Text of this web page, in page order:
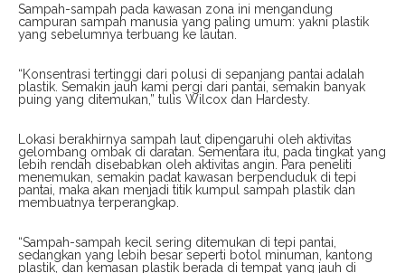
Sampah-sampah pada kawasan zona ini mengandung
campuran sampah manusia yang paling umum: yakni plastik
yang sebelumnya terbuang ke lautan.
“Konsentrasi tertinggi dari polusi di sepanjang pantai adalah
plastik. Semakin jauh kami pergi dari pantai, semakin banyak
puing yang ditemukan,” tulis Wilcox dan Hardesty.
Lokasi berakhirnya sampah laut dipengaruhi oleh aktivitas
gelombang ombak di daratan. Sementara itu, pada tingkat yang
lebih rendah disebabkan oleh aktivitas angin. Para peneliti
menemukan, semakin padat kawasan berpenduduk di tepi
pantai, maka akan menjadi titik kumpul sampah plastik dan
membuatnya terperangkap.
“Sampah-sampah kecil sering ditemukan di tepi pantai,
sedangkan yang lebih besar seperti botol minuman, kantong
plastik, dan kemasan plastik berada di tempat yang jauh di